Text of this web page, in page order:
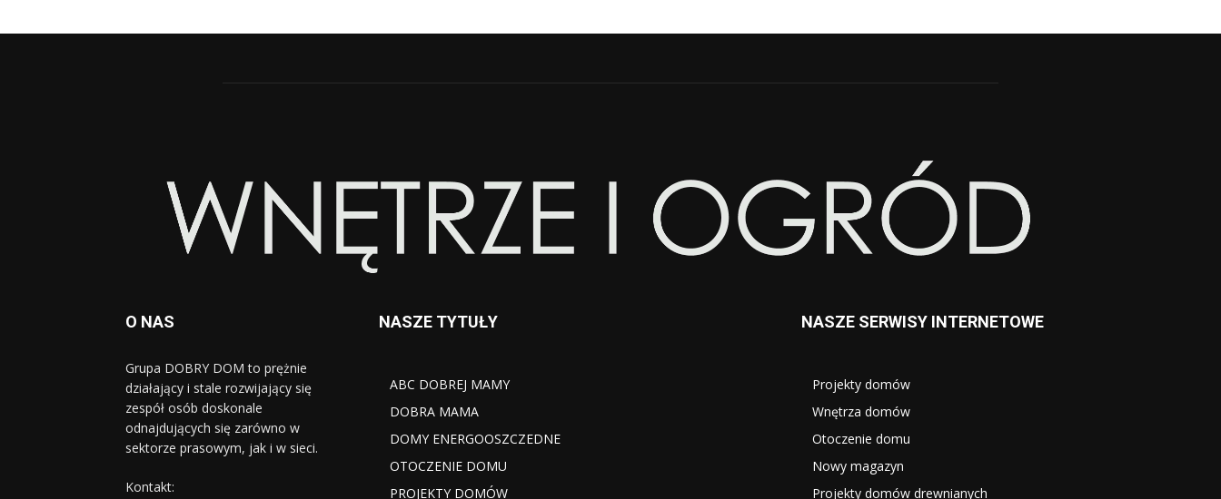
O NAS
Grupa DOBRY DOM to prężnie
działający i stale rozwijający się
zespół osób doskonale
odnajdujących się zarówno w
sektorze prasowym, jak i w sieci.
Kontakt:
NASZE TYTUŁY
ABC DOBREJ MAMY
DOBRA MAMA
DOMY ENERGOOSZCZEDNE
OTOCZENIE DOMU
PROJEKTY DOMÓW
NASZE SERWISY INTERNETOWE
Projekty domów
Wnętrza domów
Otoczenie domu
Nowy magazyn
Projekty domów drewnianych